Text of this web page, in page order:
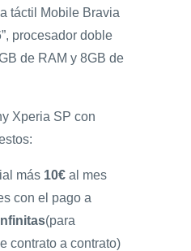
táctil Mobile Bravia
procesador doble
de RAM y 8GB de
Xperia SP con
más 10€ al mes
con el pago a
Infinitas(para
contrato a contrato)